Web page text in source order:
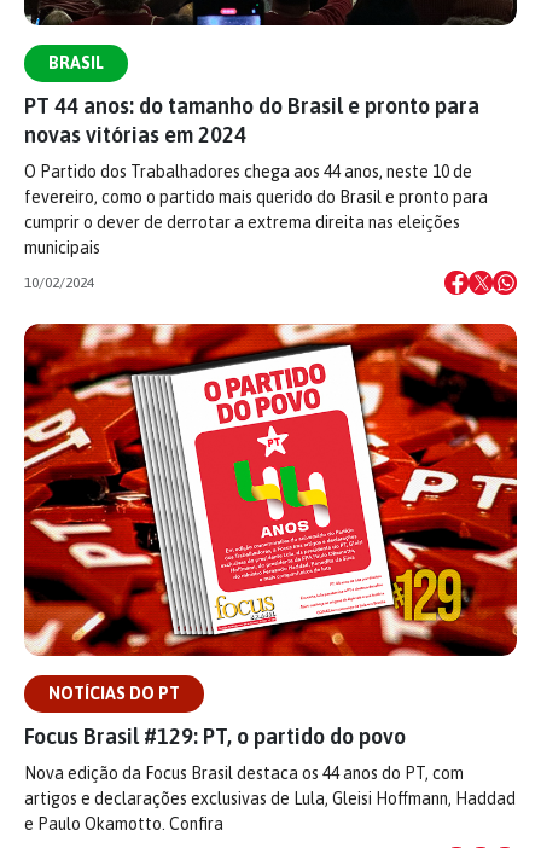
BRASIL
PT 44 anos: do tamanho do Brasil e pronto para
novas vitórias em 2024
O Partido dos Trabalhadores chega aos 44 anos, neste 10 de
fevereiro, como o partido mais querido do Brasil e pronto para
cumprir o dever de derrotar a extrema direita nas eleições
municipais
10/02/2024
NOTÍCIAS DO PT
Focus Brasil #129: PT, o partido do povo
Nova edição da Focus Brasil destaca os 44 anos do PT, com
artigos e declarações exclusivas de Lula, Gleisi Hoffmann, Haddad
e Paulo Okamotto. Confira